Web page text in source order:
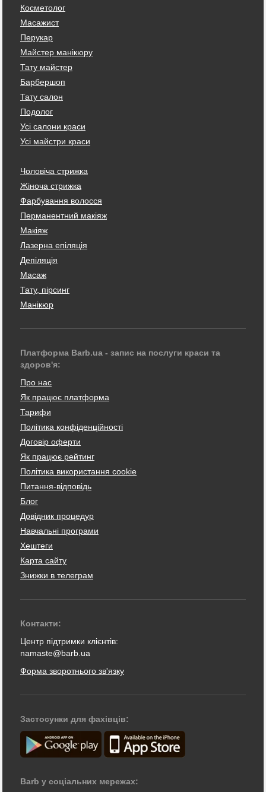
Косметолог
Масажист
Перукар
Майстер манікюру
Тату майстер
Барбершоп
Тату салон
Подолог
Усі салони краси
Усі майстри краси
Чоловіча стрижка
Жіноча стрижка
Фарбування волосся
Перманентний макіяж
Макіяж
Лазерна епіляція
Депіляція
Масаж
Тату, пірсинг
Манікюр
Платформа Barb.ua - запис на послуги краси та
здоров'я:
Про нас
Як працює платформа
Тарифи
Політика конфіденційності
Договір оферти
Як працює рейтинг
Політика використання cookie
Питання-відповідь
Блог
Довідник процедур
Навчальні програми
Хештеги
Карта сайту
Знижки в телеграм
Контакти:
Центр підтримки клієнтів:
namaste@barb.ua
Форма зворотнього зв'язку
Застосунки для фахівців:
Barb у соціальних мережах: